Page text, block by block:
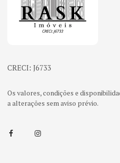
CRECI: J6733
Os valores, condições e
a alterações sem aviso prévio.
FacebookInstagram